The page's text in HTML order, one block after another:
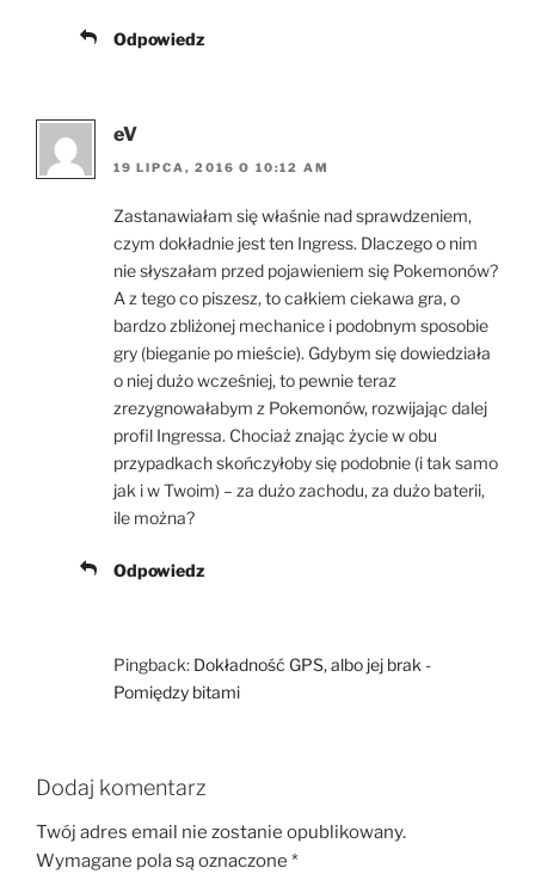
Odpowiedz
eV
19 LIPCA, 2016 O 10:12 AM
Zastanawiałam się właśnie nad sprawdzeniem,
czym dokładnie jest ten Ingress. Dlaczego o nim
nie słyszałam przed pojawieniem się Pokemonów?
A z tego co piszesz, to całkiem ciekawa gra, o
bardzo zbliżonej mechanice i podobnym sposobie
gry (bieganie po mieście). Gdybym się dowiedziała
o niej dużo wcześniej, to pewnie teraz
zrezygnowałabym z Pokemonów, rozwijając dalej
profil Ingressa. Chociaż znając życie w obu
przypadkach skończyłoby się podobnie (i tak samo
jak i w Twoim) – za dużo zachodu, za dużo baterii,
ile można?
Odpowiedz
Pingback: Dokładność GPS, albo jej brak -
Pomiędzy bitami
Dodaj komentarz
Twój adres email nie zostanie opublikowany.
Wymagane pola są oznaczone *